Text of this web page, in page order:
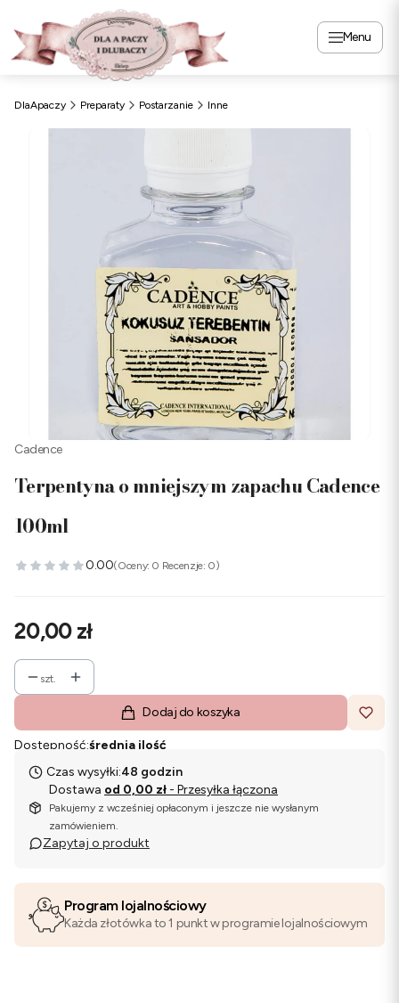
Menu
DlaApaczy Preparaty Postarzanie Inne
Cadence
Terpentyna o mniejszym zapachu Cadence
100ml
0.00(Oceny: 0 Recenzje: 0)
Cena
20,00 zł
szt.
Dodaj do koszyka
Dostępność:średnia ilość
Czas wysyłki:48 godzin
Dostawa od 0,00 zł - Przesyłka łączona
Pakujemy z wcześniej opłaconym i jeszcze nie wysłanym
zamówieniem.
Zapytaj o produkt
Program lojalnościowy
Każda złotówka to 1 punkt w programie lojalnościowym